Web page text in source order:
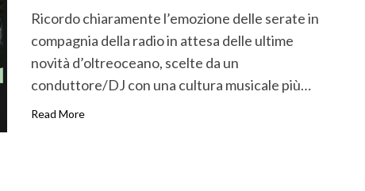
Ricordo chiaramente l’emozione delle serate in
compagnia della radio in attesa delle ultime
novità d’oltreoceano, scelte da un
conduttore/DJ con una cultura musicale più…
Read More